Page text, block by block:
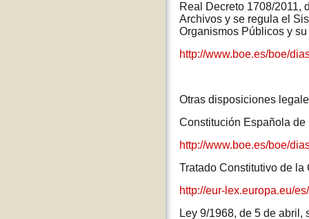
Real Decreto 1708/2011,
Archivos y se regula el
Organismos Públicos y
http://www.boe.es/boe/
Otras disposiciones
Constitución Española de
http://www.boe.es/boe/
Tratado Constitutivo de
http://eur-lex.europa.eu/
Ley 9/1968, de 5 de abril,